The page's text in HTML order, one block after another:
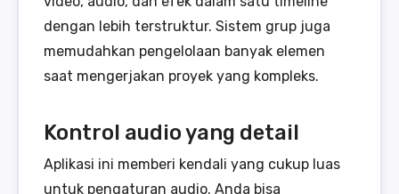
dengan lebih terstruktur. Sistem grup juga
memudahkan pengelolaan banyak elemen
saat mengerjakan proyek yang kompleks.
Kontrol audio yang detail
Aplikasi ini memberi kendali yang cukup luas
untuk pengaturan audio. Anda bisa